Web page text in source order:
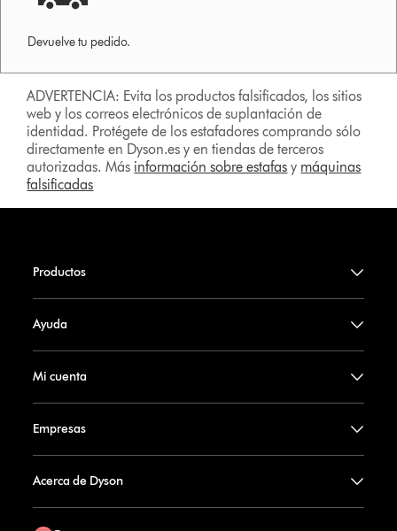
Devuelve tu pedido.
ADVERTENCIA: Evita los productos falsificados, los sitios
web y los correos electrónicos de suplantación de
identidad. Protégete de los estafadores comprando sólo
directamente en Dyson.es y en tiendas de terceros
autorizadas. Más información sobre estafas y máquinas
falsificadas
Productos
Ayuda
Mi cuenta
Empresas
Acerca de Dyson